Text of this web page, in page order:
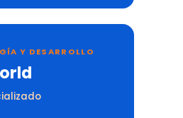
Y DESARROLLO